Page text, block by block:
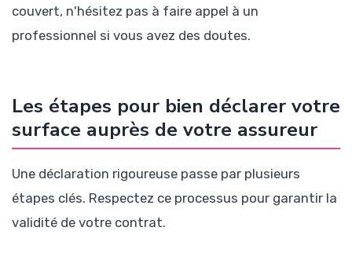
couvert, n'hésitez pas à faire appel à un
professionnel si vous avez des doutes.
Les étapes pour bien déclarer votre
surface auprès de votre assureur
Une déclaration rigoureuse passe par plusieurs
étapes clés. Respectez ce processus pour garantir la
validité de votre contrat.